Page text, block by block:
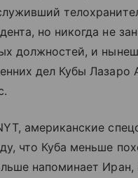
но никогда не
должностей, и
дел Кубы Лазаро
американские
что Куба меньше
напоминает Иран,